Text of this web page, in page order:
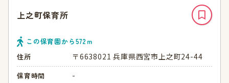
上之町保育所
この保育園から572ｍ
住所
〒6638021 兵庫県西宮市上之町24-44
保育時間 -